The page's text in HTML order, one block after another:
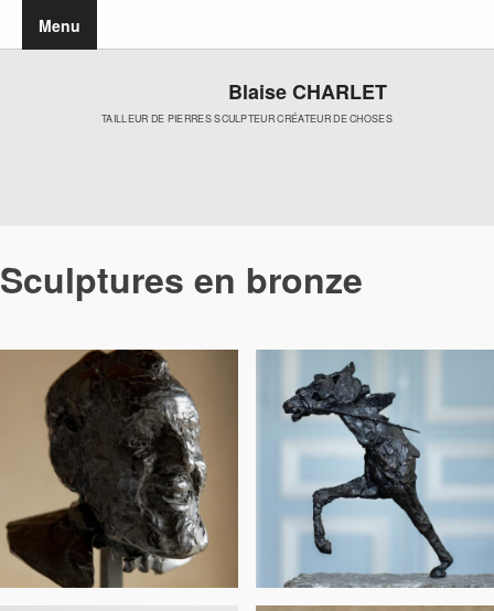
Menu
Blaise CHARLET
TAILLEUR DE PIERRES SCULPTEUR CRÉATEUR DE CHOSES
Sculptures en bronze